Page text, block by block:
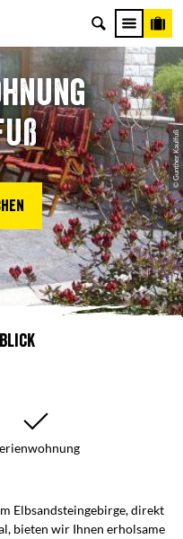
© Gunther Kaulfuß
Elbsandsteingebirge, direkt
bieten wir Ihnen erholsame